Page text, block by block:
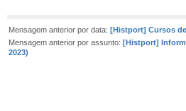
Mensagem anterior por data: [Histport] Cursos
Mensagem anterior por assunto: [Histport]
2023)